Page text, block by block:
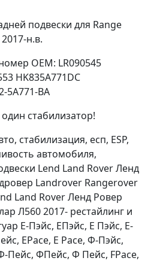
подвески для Range
н.в.
OEM: LR090545
HK835A771DC
5A771-BA
стабилизатор!
стабилизация, есп, ESP,
автомобиля,
Lend Land Rover Ленд
Landrover Rangerover
Land Rover Ленд Ровер
Л560 2017- рестайлинг и
Е-Пэйс, ЕПэйс, Е Пэйс, Е-
EPace, E Pace, Ф-Пэйс,
Пейс, ФПейс, Ф Пейс, FPace,